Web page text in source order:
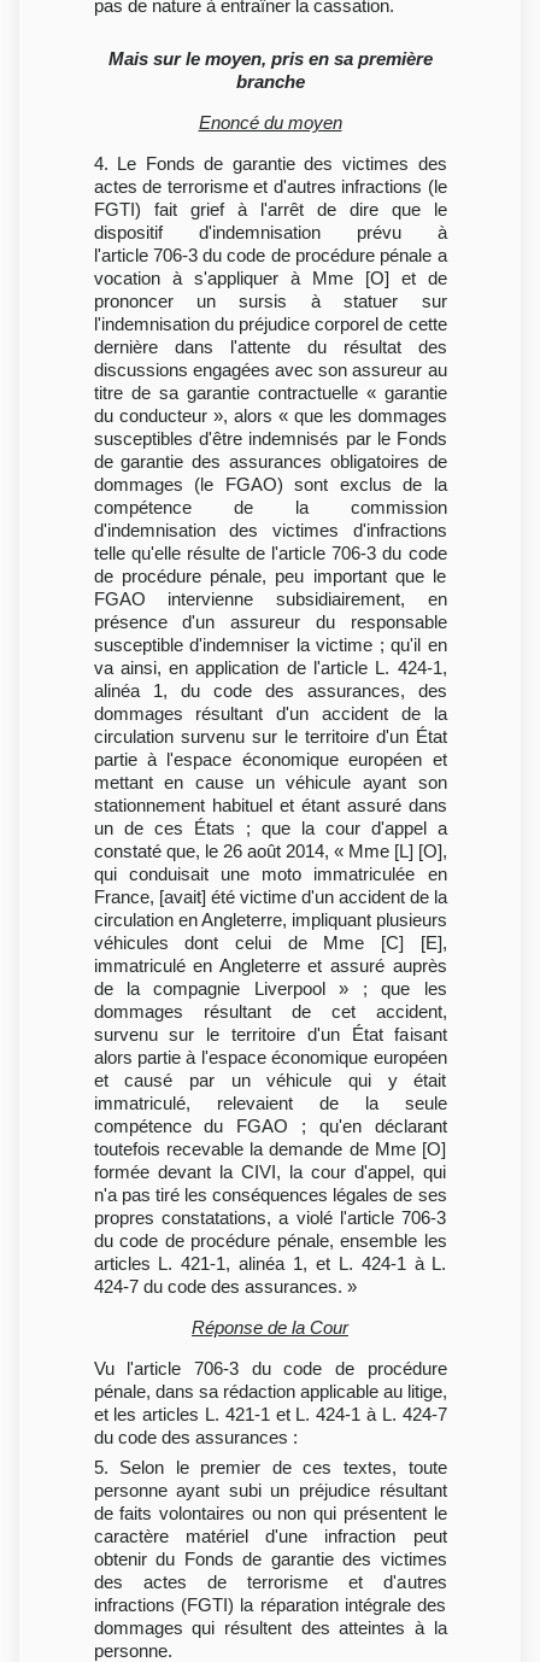
pas de nature à entraîner la cassation.
Mais sur le moyen, pris en sa première
branche
Enoncé du moyen
4. Le Fonds de garantie des victimes des
actes de terrorisme et d'autres infractions (le
FGTI) fait grief à l'arrêt de dire que le
dispositif d'indemnisation prévu à
l'article 706-3 du code de procédure pénale a
vocation à s'appliquer à Mme [O] et de
prononcer un sursis à statuer sur
l'indemnisation du préjudice corporel de cette
dernière dans l'attente du résultat des
discussions engagées avec son assureur au
titre de sa garantie contractuelle « garantie
du conducteur », alors « que les dommages
susceptibles d'être indemnisés par le Fonds
de garantie des assurances obligatoires de
dommages (le FGAO) sont exclus de la
compétence de la commission
d'indemnisation des victimes d'infractions
telle qu'elle résulte de l'article 706-3 du code
de procédure pénale, peu important que le
FGAO intervienne subsidiairement, en
présence d'un assureur du responsable
susceptible d'indemniser la victime ; qu'il en
va ainsi, en application de l'article L. 424-1,
alinéa 1, du code des assurances, des
dommages résultant d'un accident de la
circulation survenu sur le territoire d'un État
partie à l'espace économique européen et
mettant en cause un véhicule ayant son
stationnement habituel et étant assuré dans
un de ces États ; que la cour d'appel a
constaté que, le 26 août 2014, « Mme [L] [O],
qui conduisait une moto immatriculée en
France, [avait] été victime d'un accident de la
circulation en Angleterre, impliquant plusieurs
véhicules dont celui de Mme [C] [E],
immatriculé en Angleterre et assuré auprès
de la compagnie Liverpool » ; que les
dommages résultant de cet accident,
survenu sur le territoire d'un État faisant
alors partie à l'espace économique européen
et causé par un véhicule qui y était
immatriculé, relevaient de la seule
compétence du FGAO ; qu'en déclarant
toutefois recevable la demande de Mme [O]
formée devant la CIVI, la cour d'appel, qui
n'a pas tiré les conséquences légales de ses
propres constatations, a violé l'article 706-3
du code de procédure pénale, ensemble les
articles L. 421-1, alinéa 1, et L. 424-1 à L.
424-7 du code des assurances. »
Réponse de la Cour
Vu l'article 706-3 du code de procédure
pénale, dans sa rédaction applicable au litige,
et les articles L. 421-1 et L. 424-1 à L. 424-7
du code des assurances :
5. Selon le premier de ces textes, toute
personne ayant subi un préjudice résultant
de faits volontaires ou non qui présentent le
caractère matériel d'une infraction peut
obtenir du Fonds de garantie des victimes
des actes de terrorisme et d'autres
infractions (FGTI) la réparation intégrale des
dommages qui résultent des atteintes à la
personne.